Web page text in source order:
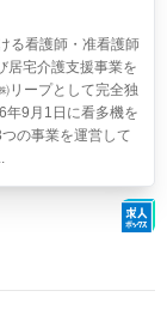
る看護師・准看護師
居宅介護支援事業を
リープとして完全独
年9月1日に看多機を
の事業を運営して